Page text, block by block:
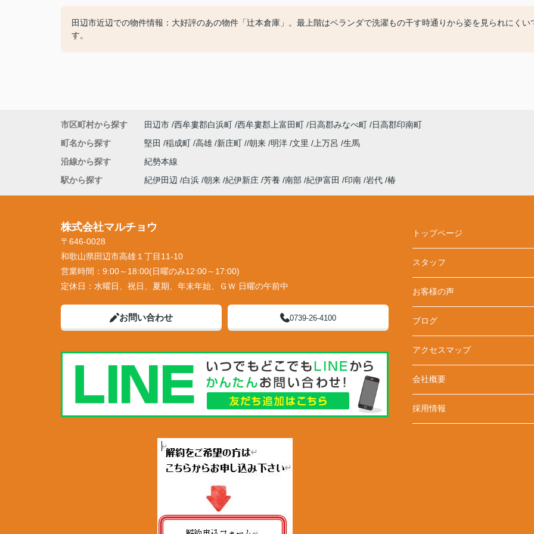
田辺市近辺での物件情報：大好評のあの物件「辻本倉庫」。最上階はベランダで洗濯もの干す時通りから姿を見られにくい
す。
市区町村から探す 田辺市 西牟婁郡白浜町 西牟婁郡上富田町 日高郡みなべ町
日高郡印南町
町名から探す
堅田 稲成町 高雄 新庄町 朝来 明洋 文里 上万呂
生馬
沿線から探す
紀勢本線
駅から探す
紀伊田辺 白浜 朝来 紀伊新庄 芳養 南部 紀伊富田 印南 岩代 椿
株式会社マルチョウ
〒646-0028
和歌山県田辺市高雄１丁目11-10
営業時間： 9:00～18:00(日曜のみ12:00～17:00)
定休日： 水曜日、祝日、夏期、年末年始、ＧＷ 日曜の午前中
お問い合わせ 0739-26-4100
トップページ
スタッフ
お客様の声
ブログ
アクセスマップ
会社概要
採用情報